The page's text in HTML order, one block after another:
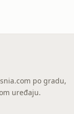
po gradu,
uređaju.